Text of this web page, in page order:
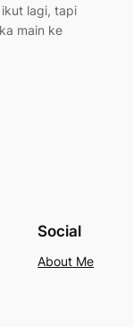
lagi, tapi
main ke
Social
About Me